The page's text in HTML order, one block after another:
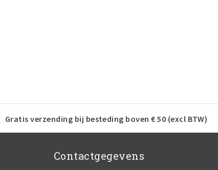
Gratis verzending bij besteding boven € 50 (excl BTW)
Contactgegevens